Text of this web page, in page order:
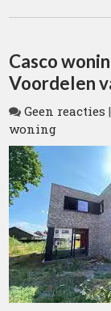
Casco
Voordelen
Geen reacties
woning